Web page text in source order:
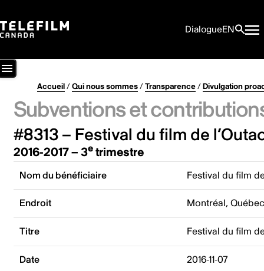
DialogueEN
Accueil/Qui nous sommes/Transparence/Divulgation
Subventions et
#8313 – Festival du film de
2016-2017 – 3etrimestre
Nom du bénéficiaire Festival du film
Endroit Montréal,
Titre Festival du film
Date 2016-11-07